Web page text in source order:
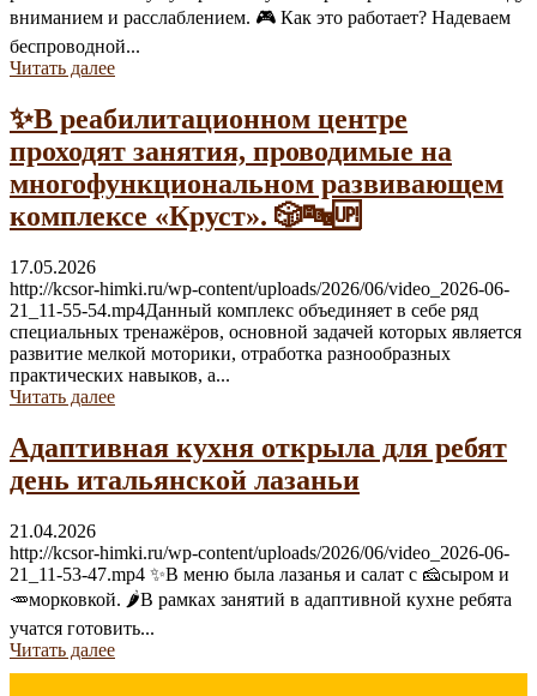
вниманием и расслаблением. 🎮 Как это работает? Надеваем
беспроводной...
Читать далее
✨В реабилитационном центре
проходят занятия, проводимые на
многофункциональном развивающем
комплексе «Круст». 🎲🔤🆙
17.05.2026
http://kcsor-himki.ru/wp-content/uploads/2026/06/video_2026-06-
21_11-55-54.mp4Данный комплекс объединяет в себе ряд
специальных тренажёров, основной задачей которых является
развитие мелкой моторики, отработка разнообразных
практических навыков, а...
Читать далее
Адаптивная кухня открыла для ребят
день итальянской лазаньи
21.04.2026
http://kcsor-himki.ru/wp-content/uploads/2026/06/video_2026-06-
21_11-53-47.mp4 ✨В меню была лазанья и салат с 🧀сыром и
🥕морковкой. 🌶В рамках занятий в адаптивной кухне ребята
учатся готовить...
Читать далее